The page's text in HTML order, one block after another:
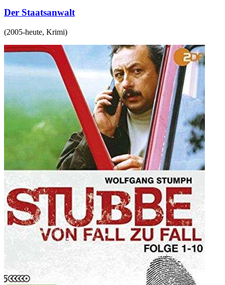
Der Staatsanwalt
(2005-heute, Krimi)